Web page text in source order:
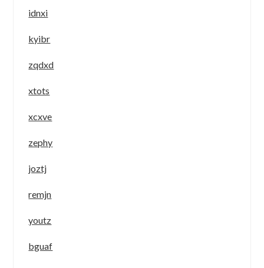
idnxi
kyibr
zqdxd
xtots
xcxve
zephy
joztj
remjn
youtz
bguaf